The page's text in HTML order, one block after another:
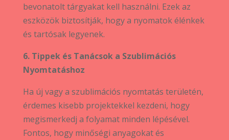
bevonatolt tárgyakat kell használni. Ezek az
eszközök biztosítják, hogy a nyomatok élénkek
és tartósak legyenek.
6. Tippek és Tanácsok a Szublimációs
Nyomtatáshoz
Ha új vagy a szublimációs nyomtatás területén,
érdemes kisebb projektekkel kezdeni, hogy
megismerkedj a folyamat minden lépésével.
Fontos, hogy minőségi anyagokat és